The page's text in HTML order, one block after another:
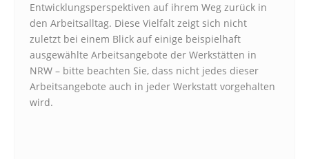
Entwicklungsperspektiven auf ihrem Weg zurück in
den Arbeitsalltag. Diese Vielfalt zeigt sich nicht
zuletzt bei einem Blick auf einige beispielhaft
ausgewählte Arbeitsangebote der Werkstätten in
NRW – bitte beachten Sie, dass nicht jedes dieser
Arbeitsangebote auch in jeder Werkstatt vorgehalten
wird.